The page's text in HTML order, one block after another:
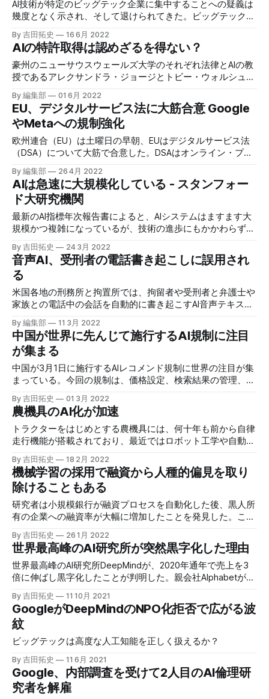
AI技術が特定のビッグテック企業に集中することへの疑義は
幾度となく示され、そして退けられてきた。ビッグテックが
ないと現代のAI研究は成り立たないのが現実である反面、チ
ェックが効いているのかは疑わしい。
By 吉田拓史 16 6月 2022
AIの特許取得は認めざるを得ない？
豪州のニューサウスウェールズ大学のそれぞれ法律とAIの教
授であるアレクサンドラ・ジョージとトビー・ウォルシュ
は、機械を発明者として認めないことは、経済や社会に長期
的な影響を与える可能性があると主張した。
By 編集部 01 6月 2022
EU、デジタルサービス法に大筋合意 Google
やMetaへの規制強化
欧州連合（EU）は土曜日の早朝、EUはデジタルサービス法
（DSA）について大筋で合意した。DSAはオンライン・プラ
ットフォームの説明責任についてこれまでにない新たな基準
を定めるものだ。
By 編集部 26 4月 2022
AIは急速に大規模化している - スタンフォー
ド大研究機関
最新のAI指標年次報告書によると、AIシステムはますます大
規模かつ複雑になっているが、技術の進歩にもかかわらず、
より高いレベルの毒性も示しているとのことだ。
By 吉田拓史 24 3月 2022
音声AI、受刑者の電話書き起こしに誤用され
る
米国各地の刑務所と拘置所では、拘留者や受刑者と弁護士や
家族との電話中の会話を自動的に書き起こすAI音声テキスト
化モデルが導入されていることが判明した。AIの使用が人権
を侵害する事案として物議を醸している。
By 編集部 11 3月 2022
中国が世界に先んじて施行するAI規制に注目
が集まる
中国が3月1日に施行するAIレコメンド規制に世界の注目が集
まっている。今回の規制は、価格設定、検索結果の管理、動
画の推奨、コンテンツのフィルタリングなどのアルゴリズム
を対象とし、主要テック企業に新たな規制を課すものだ。
By 吉田拓史 01 3月 2022
農機具のAI化が加速
トラクターをはじめとする農機具には、何十年も前から自律
走行機能が搭載されており、最近ではロボット工学や自動運
転車の発展に伴って導入が進んでいる。だが、メーカーに完
全に支配されるとの懸念が農家にはある。
By 吉田拓史 18 2月 2022
機械学習の採用で融資から人種的偏見を取り
除けることもある
研究者は小規模銀行が融資プロセスを自動化した後、黒人所
有の企業への融資率が大幅に増加したことを発見した。この
結果は、機械学習アルゴリズムを採用することで、融資にお
けるバイアスを低減する事ができる可能性を示唆している。
By 吉田拓史 26 1月 2022
世界最高峰のAI研究所が突然黒字化した理由
世界最高峰のAI研究所DeepMindが、2020年通年で売上を3
倍に伸ばし黒字化したことが判明した。親会社Alphabetが、
一時は非営利化を打診したDeepMindをより「営利活動」に
関与させるようにした結果のようだ。
By 吉田拓史 11 10月 2021
GoogleがDeepMindのNPO化拒否で広がる波
紋
ビッグテックは高度な人工知能を正しく扱えるか？
By 吉田拓史 11 6月 2021
Google、内部調査を受けて2人目のAI倫理研
究者を解雇